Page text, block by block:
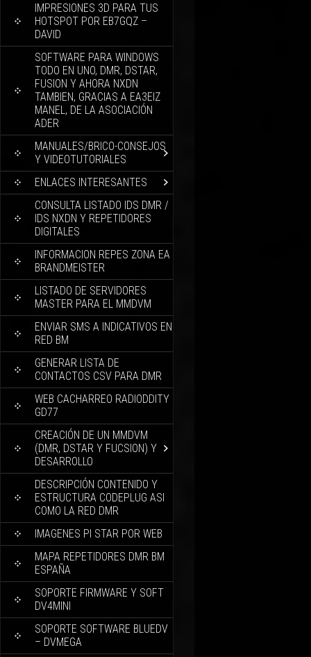
IMPRESIONES 3D PARA TUS
HOTSPOT POR EB7GQZ –
DAVID
SOFTWARE PARA WINDOWS
TODO EN UNO, DMR, DSTAR,
FUSION Y AHORA NXDN
TAMBIEN, GRACIAS A EA3EIZ
MANEL, DE LA ASOCIACIÓN
ADER
MANUALES/BRICO-CONSEJOS
Y VIDEOTUTORIALES
ENLACES INTERESANTES
CONSULTA LISTADO IDS DMR /
IDS NXDN Y REPETIDORES
DIGITALES
INFORMACION REPES ZONA EA
BRANDMEISTER
LISTADO DE SERVIDORES
MASTER PARA EL MMDVM
ENVIAR SMS A INDICATIVOS EN
RED BM
GENERAR LISTA DE
CONTACTOS CSV PARA DMR
WEB CACHARREO RADIODDITY
GD77
CREACIÓN DE UN MMDVM
(DMR, DSTAR Y FUCSION) Y
DESARROLLO
DESCRIPCIÓN CONTENIDO Y
ESTRUCTURA CODEPLUG ASI
COMO LA RED DMR
IMAGENES PI STAR POR WEB
MAPA REPETIDORES DMR BM
ESPAÑA
SOPORTE FIRMWARE Y SOFT
DV4MINI
SOPORTE SOFTWARE BLUEDV
– DVMEGA